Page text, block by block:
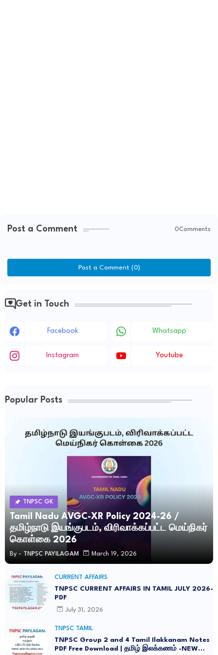
Post a Comment 0Comments
Post a Comment (0)
Get in Touch
Facebook Whatsapp
Instagram Youtube
Popular Posts
TNPSC GK
Tamil Nadu AVGC-XR Policy 2024-26 /
தமிழ்நாடு இயங்குபடம், விரிவாக்கப்பட்ட மெய்நிகர்
கொள்கை 2026
By - TNPSC PAYILAGAM March 19, 2026
CURRENT AFFAIRS
TNPSC CURRENT AFFAIRS IN TAMIL JULY 2026-
PDF
July 31, 2026
TNPSC TAMIL
TNPSC Group 2 and 4 Tamil Ilakkanam Notes
PDF Free Download | தமிழ் இலக்கணம் -NEW